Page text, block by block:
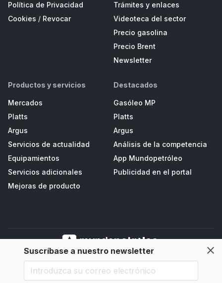
Suscríbase a nuestro newsletter
Política de Privacidad
Cookies / Revocar
Trámites y enlaces
Videoteca del sector
Precio gasolina
Precio Brent
Newsletter
Productos y servicios
Mercados
Platts
Argus
Servicios de actualidad
Equipamientos
Servicios adicionales
Mejoras de producto
Destacados
Gasóleo MP
Platts
Argus
Análisis de la competencia
App Mundopetróleo
Publicidad en el portal
Mundopetroleo Petrored, S.L. Polígono de Salcedo II, Parc. D3 - Navia
(33710), Asturias, España